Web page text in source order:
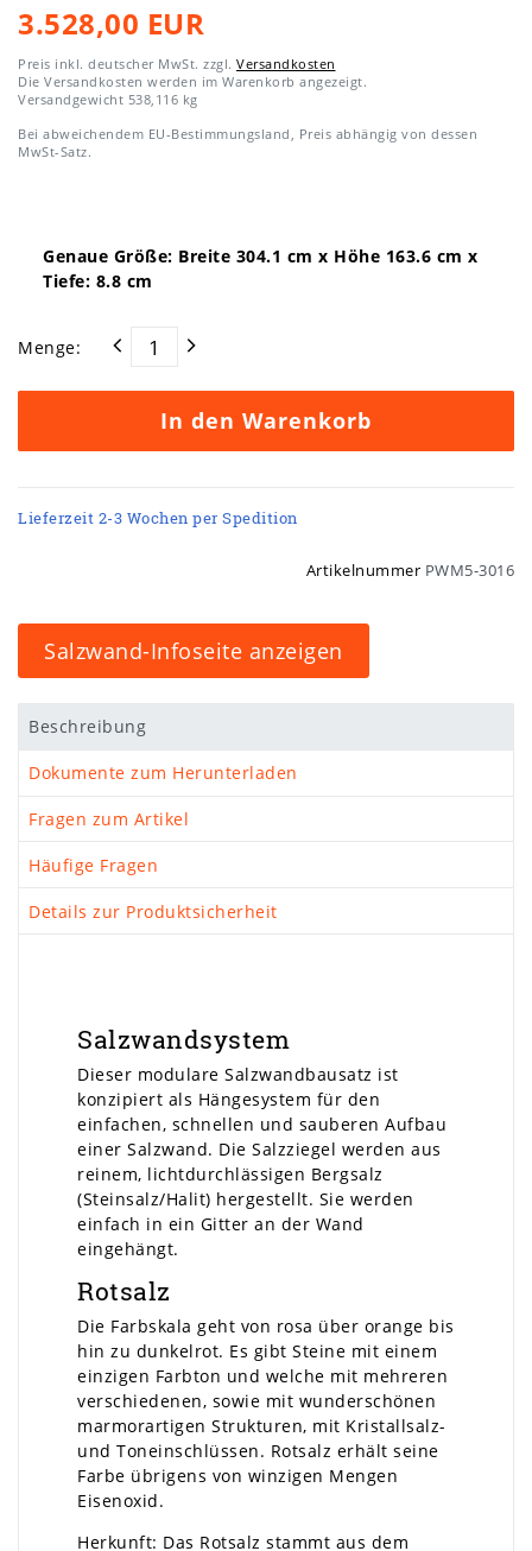
3.528,00 EUR
Preis inkl. deutscher MwSt. zzgl. Versandkosten
Die Versandkosten werden im Warenkorb angezeigt.
Versandgewicht 538,116 kg
Bei abweichendem EU-Bestimmungsland, Preis abhängig von dessen
MwSt-Satz.
Genaue Größe: Breite 304.1 cm x Höhe 163.6 cm x
Tiefe: 8.8 cm
Menge:
In den Warenkorb
Lieferzeit 2-3 Wochen per Spedition
Artikelnummer PWM5-3016
Salzwand-Infoseite anzeigen
Beschreibung
Dokumente zum Herunterladen
Fragen zum Artikel
Häufige Fragen
Details zur Produktsicherheit
Salzwandsystem
Dieser modulare Salzwandbausatz ist
konzipiert als Hängesystem für den
einfachen, schnellen und sauberen Aufbau
einer Salzwand. Die Salzziegel werden aus
reinem, lichtdurchlässigen Bergsalz
(Steinsalz/Halit) hergestellt. Sie werden
einfach in ein Gitter an der Wand
eingehängt.
Rotsalz
Die Farbskala geht von rosa über orange bis
hin zu dunkelrot. Es gibt Steine mit einem
einzigen Farbton und welche mit mehreren
verschiedenen, sowie mit wunderschönen
marmorartigen Strukturen, mit Kristallsalz-
und Toneinschlüssen. Rotsalz erhält seine
Farbe übrigens von winzigen Mengen
Eisenoxid.
Herkunft: Das Rotsalz stammt aus dem